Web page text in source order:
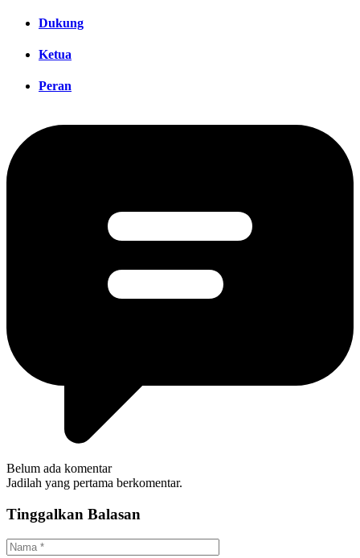
Dukung
Ketua
Peran
Belum ada komentar
Jadilah yang pertama berkomentar.
Tinggalkan Balasan